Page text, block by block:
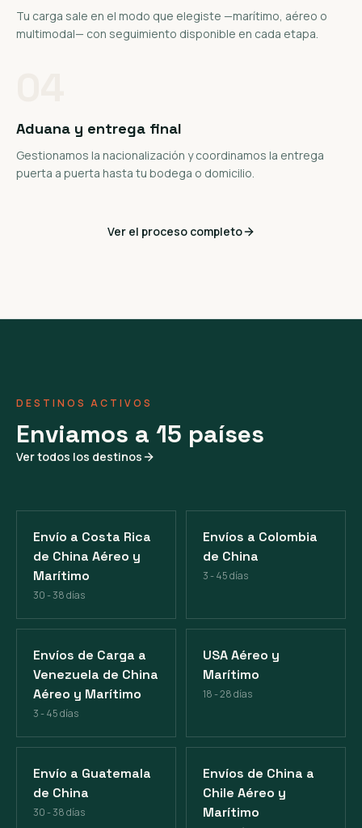
Tu carga sale en el modo que elegiste —marítimo, aéreo o
multimodal— con seguimiento disponible en cada etapa.
Aduana y entrega final
Gestionamos la nacionalización y coordinamos la entrega
puerta a puerta hasta tu bodega o domicilio.
Ver el proceso completo
DESTINOS ACTIVOS
Enviamos a 15 países
Ver todos los destinos
Envío a Costa Rica
de China Aéreo y
Marítimo
30 - 38 días
Envíos a Colombia
de China
3 - 45 días
Envíos de Carga a
Venezuela de China
Aéreo y Marítimo
3 - 45 días
USA Aéreo y
Marítimo
18 - 28 días
Envío a Guatemala
de China
30 - 38 días
Envíos de China a
Chile Aéreo y
Marítimo